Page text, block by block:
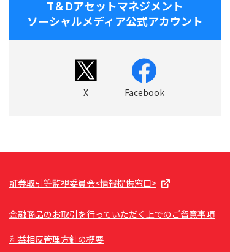
T＆Dアセットマネジメント
ソーシャルメディア公式アカウント
X Facebook
証券取引等監視委員会<情報提供窓口>
金融商品のお取引を行っていただく上でのご留意事項
利益相反管理方針の概要